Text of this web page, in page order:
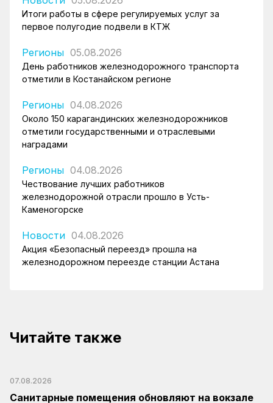
Итоги работы в сфере регулируемых услуг за
первое полугодие подвели в КТЖ
Регионы 05.08.2026
День работников железнодорожного транспорта
отметили в Костанайском регионе
Регионы 04.08.2026
Около 150 карагандинских железнодорожников
отметили государственными и отраслевыми
наградами
Регионы 04.08.2026
Чествование лучших работников
железнодорожной отрасли прошло в Усть-
Каменогорске
Новости 04.08.2026
Акция «Безопасный переезд» прошла на
железнодорожном переезде станции Астана
Читайте также
07.08.2026
Санитарные помещения обновляют на вокзале